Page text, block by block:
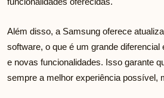
Além disso, a Samsung oferece
software, o que é um grande
e novas funcionalidades. Isso garante
sempre a melhor experiência possível,